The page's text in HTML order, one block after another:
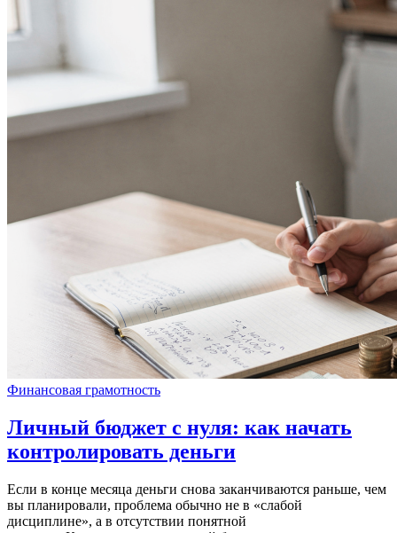
Финансовая грамотность
Личный бюджет с нуля: как начать
контролировать деньги
Если в конце месяца деньги снова заканчиваются раньше, чем
вы планировали, проблема обычно не в «слабой
дисциплине», а в отсутствии понятной